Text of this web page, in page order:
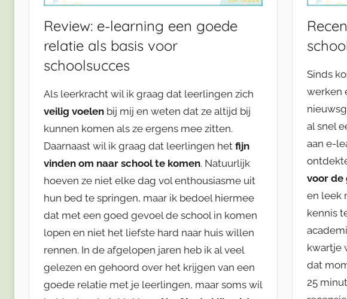
Review: e-learning een goede
relatie als basis voor
schoolsucces
Als leerkracht wil ik graag dat leerlingen zich
veilig voelen bij mij en weten dat ze altijd bij
kunnen komen als ze ergens mee zitten.
Daarnaast wil ik graag dat leerlingen het fijn
vinden om naar school te komen. Natuurlijk
hoeven ze niet elke dag vol enthousiasme uit
hun bed te springen, maar ik bedoel hiermee
dat met een goed gevoel de school in komen
lopen en niet het liefste hard naar huis willen
rennen. In de afgelopen jaren heb ik al veel
gelezen en gehoord over het krijgen van een
goede relatie met je leerlingen, maar soms wil
Sinds
werken
al snel
aan e-
voor de
en leek
kennis
kwartje
dat
25